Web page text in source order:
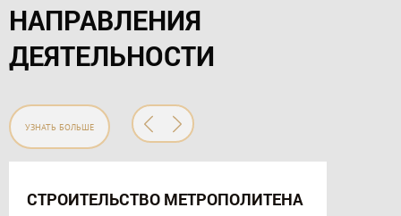
НАПРАВЛЕНИЯ
ДЕЯТЕЛЬНОСТИ
УЗНАТЬ БОЛЬШЕ
СТРОИТЕЛЬСТВО МЕТРОПОЛИТЕНА